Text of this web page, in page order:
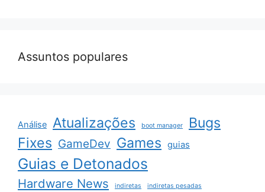
Assuntos populares
Análise Atualizações boot manager
Bugs
Fixes GameDev Games guias
Guias e Detonados
Hardware News indiretas indiretas pesadas